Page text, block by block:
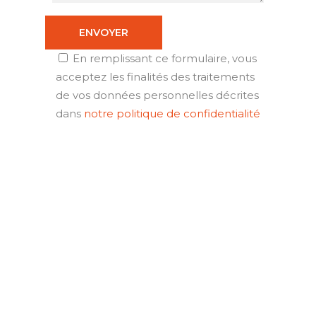
En remplissant ce formulaire, vous
acceptez les finalités des traitements
de vos données personnelles décrites
dans notre politique de confidentialité